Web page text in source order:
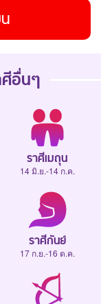
อื่นๆ
ราศีเมถุน
14 มิ.ย.-14 ก.ค.
ราศีกันย์
17 ก.ย.-16 ต.ค.